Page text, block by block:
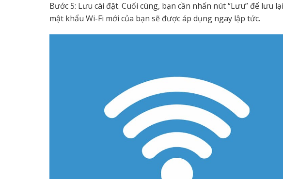
Bước 5: Lưu cài đặt. Cuối cùng, bạn cần nhấn nút “Lưu” để lưu
mật khẩu Wi-Fi mới của bạn sẽ được áp dụng ngay lập tức.